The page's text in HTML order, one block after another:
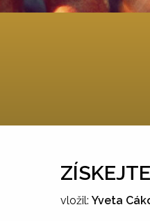
vložil: Yveta